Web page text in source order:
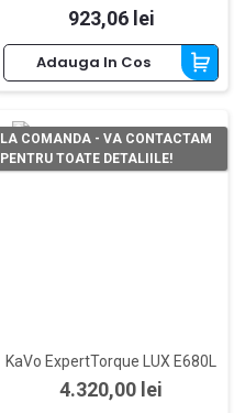
Pret
923,06 lei
Adauga In Cos
KaVo ExpertTorque LUX E680L
Pret
4.320,00 lei
LA COMANDA - VA CONTACTAM
PENTRU TOATE DETALIILE!